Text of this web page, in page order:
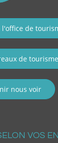
l'office de
de tourisme
nous voir
VOS